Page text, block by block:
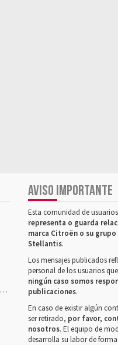
AVISO IMPORTANTE
Esta comunidad de usuarios
representa o guarda
marca Citroën o su
Stellantis.
Los mensajes publicados
personal de los usuarios
ningún caso somos
publicaciones.
En caso de existir algún
ser retirado, por favor,
nosotros. El equipo de
desarrolla su labor de